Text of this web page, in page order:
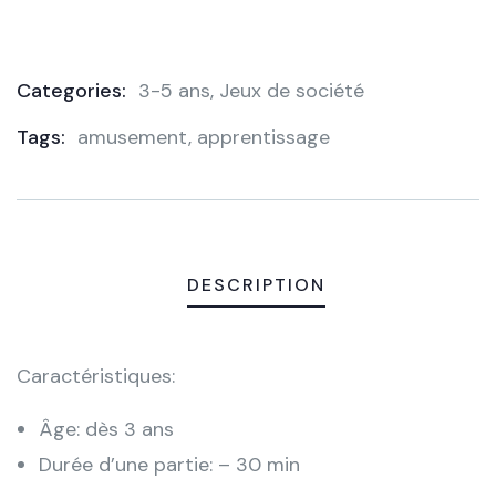
Categories: 3-5 ans, Jeux de société
Tags: amusement, apprentissage
DESCRIPTION
Caractéristiques:
Âge: dès 3 ans
Durée d’une partie: – 30 min